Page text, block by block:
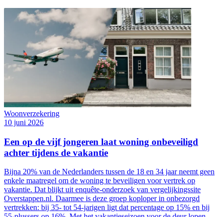
Woonverzekering
10 juni 2026
Een op de vijf jongeren laat woning onbeveiligd
achter tijdens de vakantie
Bijna 20% van de Nederlanders tussen de 18 en 34 jaar neemt geen
enkele maatregel om de woning te beveiligen voor vertrek op
vakantie. Dat blijkt uit enquête-onderzoek van vergelijkingssite
Overstappen.nl. Daarmee is deze groep koploper in onbezorgd
vertrekken: bij 35- tot 54-jarigen ligt dat percentage op 15% en bij